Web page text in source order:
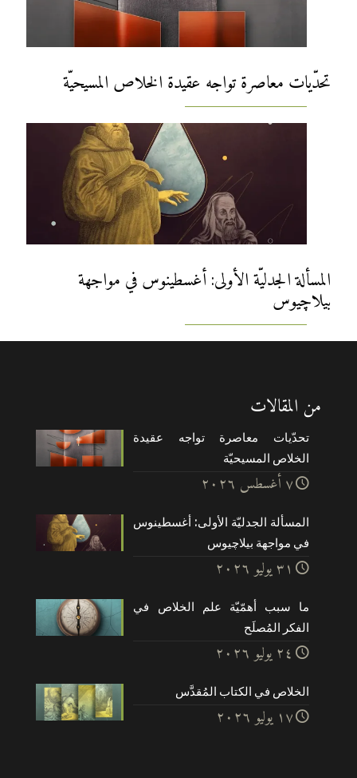
تحدّيات معاصرة تواجه عقيدة الخلاص المسيحيّة
المسألة الجدليّة الأولى: أغسطينوس في مواجهة
بيلاچيوس
من المقالات
تحدّيات معاصرة تواجه عقيدة
الخلاص المسيحيّة
۷ أغسطس ۲۰۲٦
المسألة الجدليّة الأولى: أغسطينوس
في مواجهة بيلاچيوس
۳۱ يوليو ۲۰۲٦
ما سبب أهمّيّة علم الخلاص في
الفكر المُصلَح
۲٤ يوليو ۲۰۲٦
الخلاص في الكتاب المُقدَّس
۱۷ يوليو ۲۰۲٦